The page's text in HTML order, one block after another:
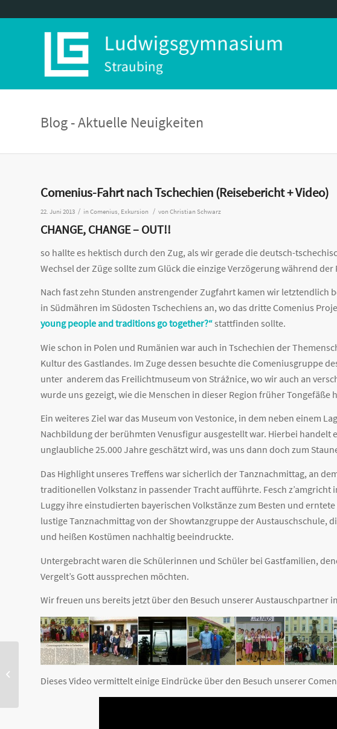
Blog - Aktuelle Neuigkeiten
Comenius-Fahrt nach Tschechien (Reisebericht + Video)
22. Juni 2013 / in Comenius, Exkursion / von Christian Schwarz
CHANGE, CHANGE – OUT!!
so hallte es hektisch durch den Zug, als wir gerade die deutsch-
Wechsel der Züge sollte zum Glück die einzige Verzögerungwährend der
Nach fast zehn Stunden anstrengender Zugfahrt kamen wir letztendlich
in Südmähren im Südosten Tschechiens an, wo das dritte Comenius
young people and traditions go together?“stattfinden sollte.
Wie schon in Polen und Rumänien war auch in Tschechien der
Kultur des Gastlandes. Im Zuge dessen besuchte die Comeniusgruppe
unter anderem das Freilichtmuseum von Strážnice, wo wir auch an
wurde uns gezeigt, wie die Menschen in dieser Region früher
Ein weiteres Ziel war das Museum von Vestonice, in dem neben einem
Nachbildung der berühmten Venusfigur ausgestellt war. Hierbei handelt
unglaubliche 25.000 Jahre geschätzt wird, was uns dann doch zum
Das Highlight unseres Treffens war sicherlich der Tanznachmittag, an
traditionellen Volkstanz in passender Tracht aufführte. Fesch
Luggy ihre einstudierten bayerischen Volkstänze zum Besten und
lustige Tanznachmittag von der Showtanzgruppe der Austauschschule,
und heißen Kostümen nachhaltig beeindruckte.
Untergebracht waren die Schülerinnen und Schüler bei Gastfamilien,
Vergelt’s Gott aussprechen möchten.
Wir freuen uns bereits jetzt über den Besuch unserer Austauschpartner
Dieses Video vermittelt einige Eindrücke über den Besuch unserer
Comenius: Luggy im
Staatsfernsehen